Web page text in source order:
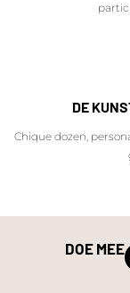
DE
Chique dozen,
DOE MEE